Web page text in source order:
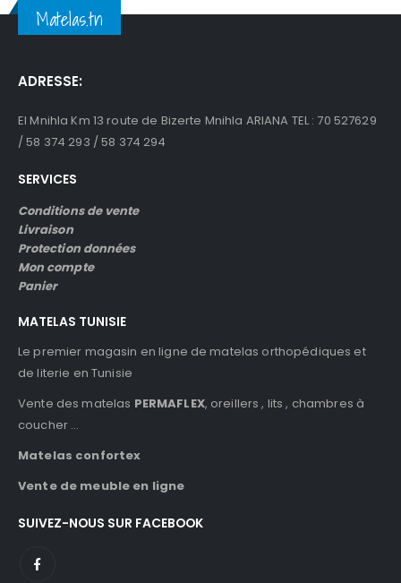
Matelas.tn
ADRESSE:
El Mnihla Km 13 route de Bizerte Mnihla ARIANA TEL : 70 527629
/ 58 374 293 / 58 374 294
SERVICES
Conditions de vente
Livraison
Protection données
Mon compte
Panier
MATELAS TUNISIE
Le premier magasin en ligne de matelas orthopédiques et
de literie en Tunisie
Vente des matelas PERMAFLEX, oreillers , lits , chambres à
coucher …
Matelas confortex
Vente de meuble en ligne
SUIVEZ-NOUS SUR FACEBOOK